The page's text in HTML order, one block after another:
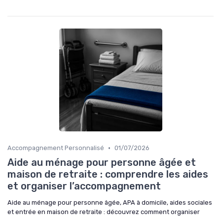
Accompagnement Personnalisé • 01/07/2026
Aide au ménage pour personne âgée et
maison de retraite : comprendre les aides
et organiser l’accompagnement
Aide au ménage pour personne âgée, APA à domicile, aides sociales
et entrée en maison de retraite : découvrez comment organiser